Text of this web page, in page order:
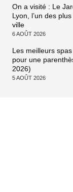
On a visité : Le
Lyon, l’un des
ville
6 AOÛT 2026
Les meilleurs
pour une
2026)
5 AOÛT 2026